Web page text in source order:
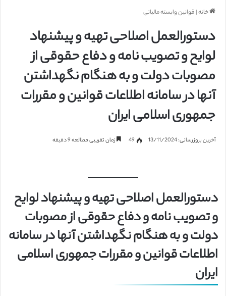
خانه|قوانین وابسته مالیاتی
دستورالعمل اصلاحی تهیه و پیشنهاد
لوایح و تصویب نامه و دفاع حقوقی از
مصوبات دولت و به هنگام نگهداشتن
آنها در سامانه اطلاعات قوانین و مقررات
جمهوری اسلامی ایران
آخرین بروزرسانی: 13/11/2024 49 زمان تقریبی مطالعه 9 دقیقه
دستورالعمل اصلاحی تهیه و پیشنهاد لوایح
و تصویب نامه و دفاع حقوقی از مصوبات
دولت و به هنگام نگهداشتن آنها در سامانه
اطلاعات قوانین و مقررات جمهوری اسلامی
ایران